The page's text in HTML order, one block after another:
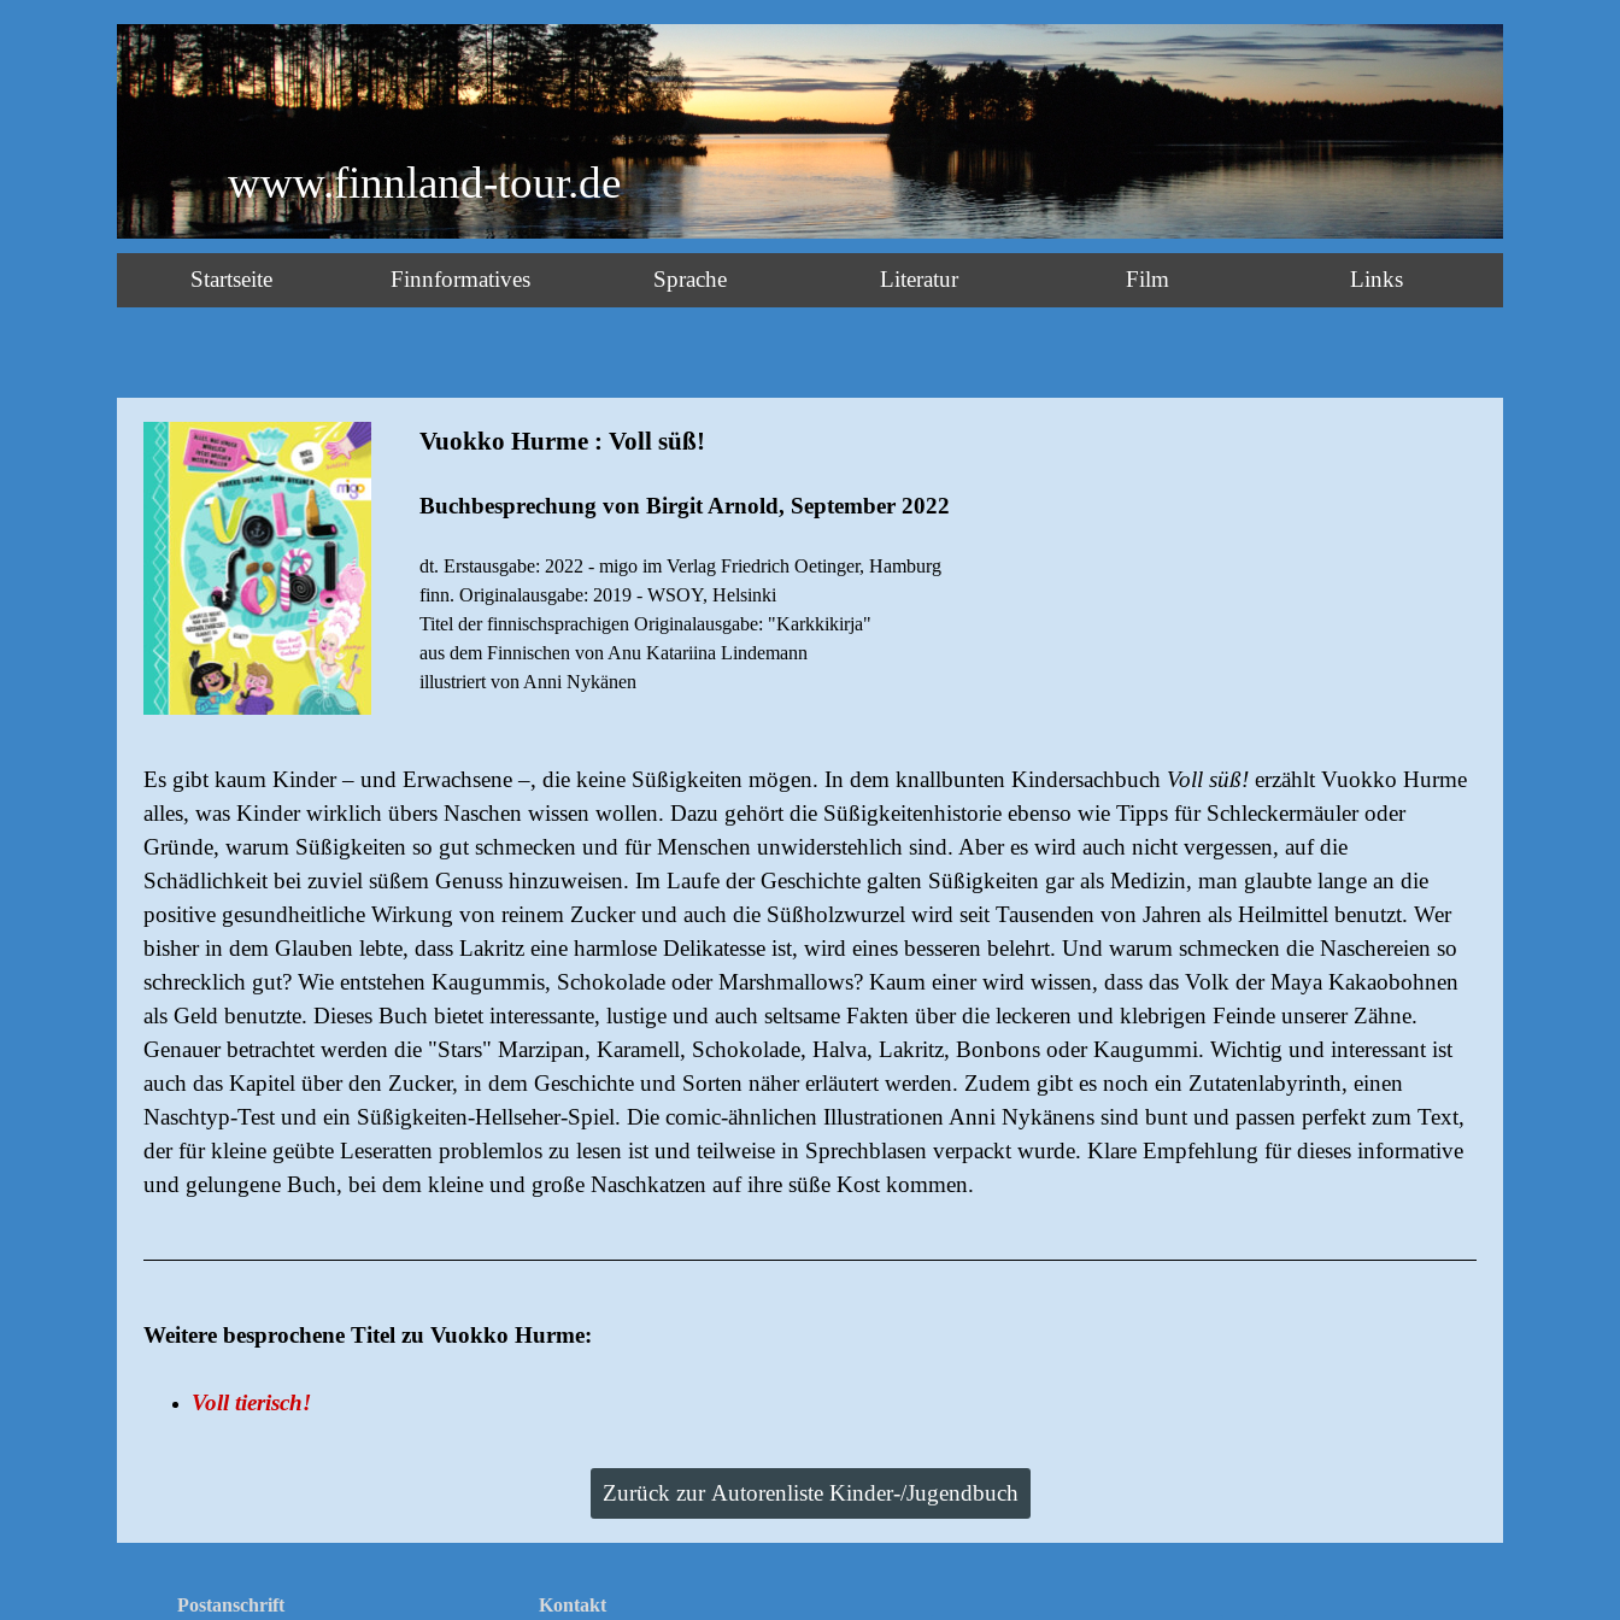
Startseite Finnformatives Sprache Literatur Film Links
www.finnland-tour.de
Vuokko Hurme : Voll süß!
Buchbesprechung von Birgit Arnold, September 2022
dt. Erstausgabe: 2022 - migo im Verlag Friedrich Oetinger, Hamburg
finn. Originalausgabe: 2019 - WSOY, Helsinki
Titel der finnischsprachigen Originalausgabe: "Karkkikirja"
aus dem Finnischen von Anu Katariina Lindemann
illustriert von Anni Nykänen
Es gibt kaum Kinder – und Erwachsene –, die keine Süßigkeiten mögen. In dem knallbunten Kindersachbuch Voll süß!erzählt Vuokko Hurme
alles, was Kinder wirklich übers Naschen wissen wollen. Dazu gehört die Süßigkeitenhistorie ebenso wie Tipps für Schleckermäuler oder
Gründe, warum Süßigkeiten so gut schmecken und für Menschen unwiderstehlich sind. Aber es wird auch nicht vergessen, auf die
Schädlichkeit bei zuviel süßem Genuss hinzuweisen. Im Laufe der Geschichte galten Süßigkeiten gar als Medizin, man glaubte lange an die
positive gesundheitliche Wirkung von reinem Zucker und auch die Süßholzwurzel wird seit Tausenden von Jahren als Heilmittel benutzt. Wer
bisher in dem Glauben lebte, dass Lakritz eine harmlose Delikatesse ist, wird eines besseren belehrt. Und warum schmecken die Naschereien so
schrecklich gut? Wie entstehen Kaugummis, Schokolade oder Marshmallows? Kaum einer wird wissen, dass das Volk der Maya Kakaobohnen
als Geld benutzte. Dieses Buch bietet interessante, lustige und auch seltsame Fakten über die leckeren und klebrigen Feinde unserer Zähne.
Genauer betrachtet werden die "Stars" Marzipan, Karamell, Schokolade, Halva, Lakritz, Bonbons oder Kaugummi. Wichtig und interessant ist
auch das Kapitel über den Zucker, in dem Geschichte und Sorten näher erläutert werden. Zudem gibt es noch ein Zutatenlabyrinth, einen
Naschtyp-Test und ein Süßigkeiten-Hellseher-Spiel. Die comic-ähnlichen Illustrationen Anni Nykänens sind bunt und passen perfekt zum Text,
der für kleine geübte Leseratten problemlos zu lesen ist und teilweise in Sprechblasen verpackt wurde. Klare Empfehlung für dieses informative
und gelungene Buch, bei dem kleine und große Naschkatzen auf ihre süße Kost kommen.
Weitere besprochene Titel zu Vuokko Hurme:
Voll tierisch!
Zurück zur Autorenliste Kinder-/Jugendbuch
Postanschrift Kontakt